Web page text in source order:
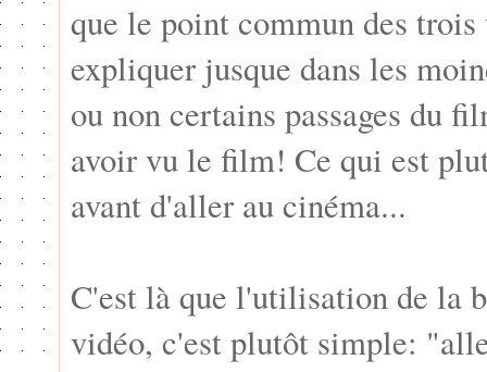
que le point commun des
expliquer jusque dans les
ou non certains passages du
avoir vu le film! Ce qui est
avant d'aller au cinéma...
C'est là que l'utilisation de la
vidéo, c'est plutôt simple: